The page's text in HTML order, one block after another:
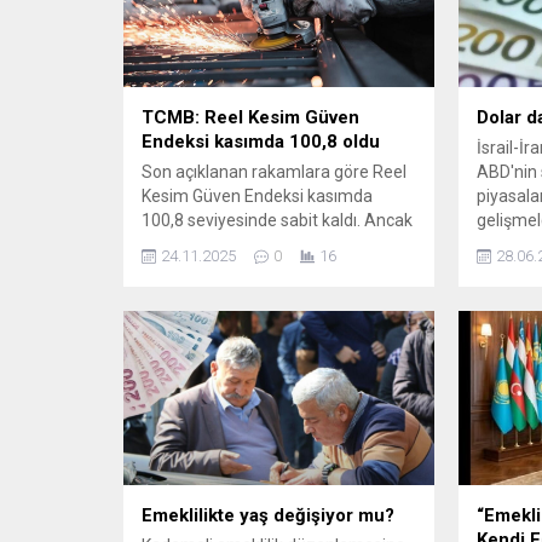
TCMB: Reel Kesim Güven
Endeksi kasımda 100,8 oldu
Son açıklanan rakamlara göre Reel
Kesim Güven Endeksi kasımda
100,8 seviyesinde sabit kaldı. Ancak
bakıldığında endeksin 1,2 puan
sektöründe ekonomik iyimserliğin
devam ettiğini gösteriyor.
24.11.2025 0 16
Dolar
İsrail-
ABD'nin
da
"Euro
Emeklilikte yaş değişiyor mu?